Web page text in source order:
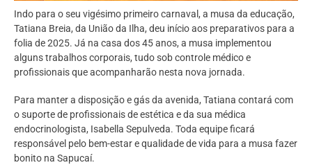
Indo para o seu vigésimo primeiro carnaval, a musa da educação,
Tatiana Breia, da União da Ilha, deu início aos preparativos para a
folia de 2025. Já na casa dos 45 anos, a musa implementou
alguns trabalhos corporais, tudo sob controle médico e
profissionais que acompanharão nesta nova jornada.
Para manter a disposição e gás da avenida, Tatiana contará com
o suporte de profissionais de estética e da sua médica
endocrinologista, Isabella Sepulveda. Toda equipe ficará
responsável pelo bem-estar e qualidade de vida para a musa fazer
bonito na Sapucaí.